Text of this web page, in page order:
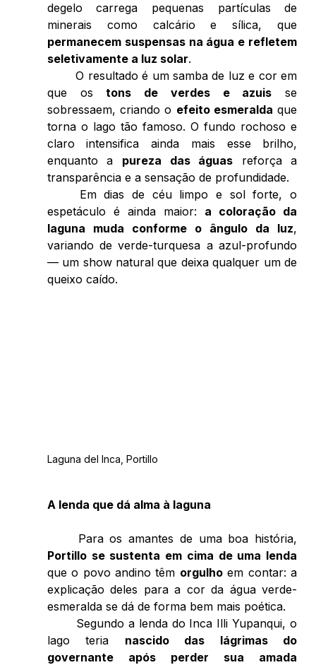
degelo carrega pequenas partículas de
permanecem suspensas na água e refletem
seletivamente a luz solar.
	O resultado é um samba de luz e cor em
que os tons de verdes e azuis se
sobressaem, criando o efeito esmeralda que
torna o lago tão famoso. O fundo rochoso e
claro intensifica ainda mais esse brilho,
enquanto a pureza das águas reforça a
transparência e a sensação de profundidade.
espetáculo é ainda maior: a coloração da
laguna muda conforme o ângulo da luz,
variando de verde-turquesa a azul-profundo
— um show natural que deixa qualquer um de
queixo caído.
Laguna del Inca, Portillo
A lenda que dá alma à laguna
Portillo se sustenta em cima de uma lenda
que o povo andino têm orgulho em contar: a
explicação deles para a cor da água verde-
esmeralda se dá de forma bem mais poética.
lago teria nascido das lágrimas do
governante após perder sua amada